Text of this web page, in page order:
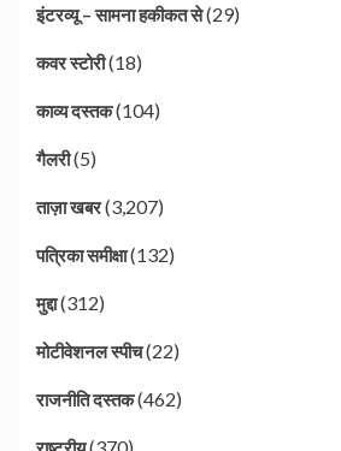
इंटरव्यू – सामना हकीकत से(29)
कवर स्टोरी(18)
काव्य दस्तक(104)
गैलरी(5)
ताज़ा खबर(3,207)
पत्रिका समीक्षा(132)
मुद्दा(312)
मोटीवेशनल स्पीच(22)
राजनीति दस्तक(462)